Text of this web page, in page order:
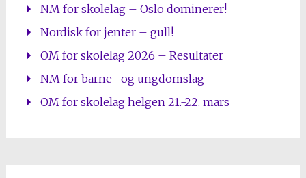
NM for skolelag – Oslo dominerer!
Nordisk for jenter – gull!
OM for skolelag 2026 – Resultater
NM for barne- og ungdomslag
OM for skolelag helgen 21.-22. mars